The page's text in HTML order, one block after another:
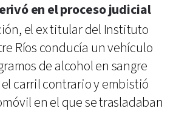
en el proceso judicial
el ex titular del Instituto
Ríos conducía un vehículo
de alcohol en sangre
carril contrario y embistió
en el que se trasladaban